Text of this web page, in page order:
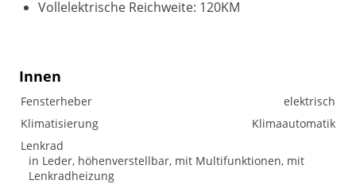
Vollelektrische Reichweite: 120KM
Innen
Fensterheber
elektrisch
Klimatisierung
Klimaautomatik
Lenkrad
in Leder, höhenverstellbar, mit Multifunktionen, mit
Lenkradheizung